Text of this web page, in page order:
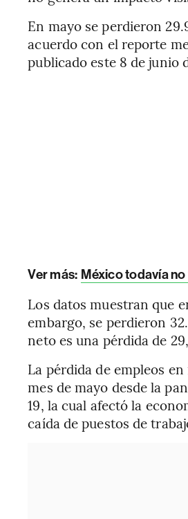
En mayo se perdieron
acuerdo con el reporte
publicado este 8 de junio
Ver más: México todavía
Los datos muestran que
embargo, se perdieron
neto es una pérdida de
La pérdida de empleos
mes de mayo desde la
19, la cual afectó la
caída de puestos de